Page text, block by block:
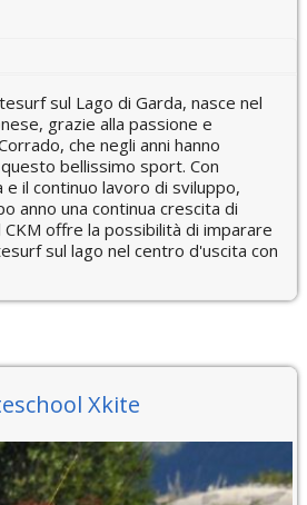
sul Lago di Garda, nasce nel
grazie alla passione e
che negli anni hanno
bellissimo sport. Con
il continuo lavoro di sviluppo,
anno una continua crescita di
offre la possibilità di imparare
sul lago nel centro d'uscita con
Xkite